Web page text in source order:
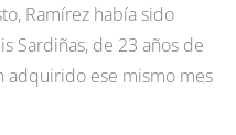
Ramírez había sido
Sardiñas, de 23 años de
adquirido ese mismo mes